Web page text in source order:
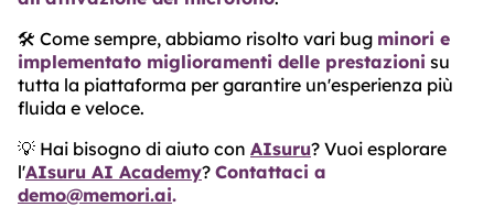
🛠️ Come sempre, abbiamo risolto vari bug minori e
implementato miglioramenti delle prestazioni su
tutta la piattaforma per garantire un'esperienza più
fluida e veloce.
💡 Hai bisogno di aiuto con AIsuru? Vuoi esplorare
l'AIsuru AI Academy? Contattaci a
demo@memori.ai.